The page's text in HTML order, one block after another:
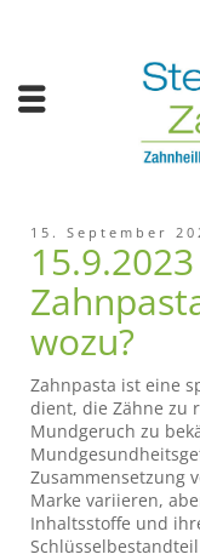
15. September
wozu?
Zahnpasta ist eine
dient, die Zähne zu
Mundgeruch zu
Zusammensetzung
Marke variieren,
Inhaltsstoffe und